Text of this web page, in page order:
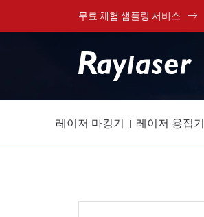
무료 체험 샘플링 서비스
레이저 마킹기 레이저 용접기